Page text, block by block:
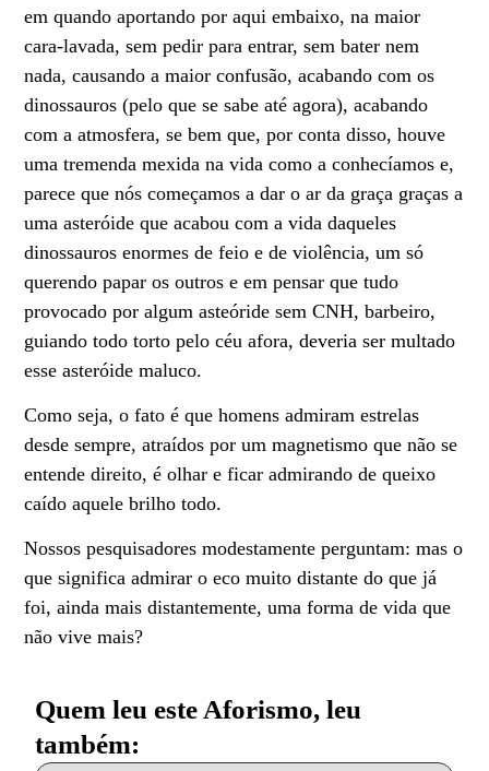
em quando aportando por aqui embaixo, na maior
cara-lavada, sem pedir para entrar, sem bater nem
nada, causando a maior confusão, acabando com os
dinossauros (pelo que se sabe até agora), acabando
com a atmosfera, se bem que, por conta disso, houve
uma tremenda mexida na vida como a conhecíamos e,
parece que nós começamos a dar o ar da graça graças a
uma asteróide que acabou com a vida daqueles
dinossauros enormes de feio e de violência, um só
querendo papar os outros e em pensar que tudo
provocado por algum asteóride sem CNH, barbeiro,
guiando todo torto pelo céu afora, deveria ser multado
esse asteróide maluco.
Como seja, o fato é que homens admiram estrelas
desde sempre, atraídos por um magnetismo que não se
entende direito, é olhar e ficar admirando de queixo
caído aquele brilho todo.
Nossos pesquisadores modestamente perguntam: mas o
que significa admirar o eco muito distante do que já
foi, ainda mais distantemente, uma forma de vida que
não vive mais?
Quem leu este Aforismo, leu
também: